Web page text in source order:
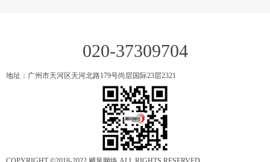
020-37309704
地址：广州市天河区天河北路179号尚层国际23层2321